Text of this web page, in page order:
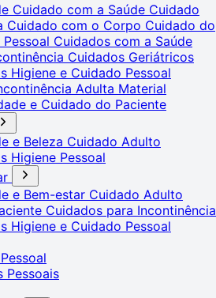
Cuidado com a Saúde Cuidado
Cuidado com o Corpo Cuidado do
Cuidados com a Saúde
Cuidados Geriátricos
Higiene e Cuidado Pessoal
Adulta Material
e Cuidado do Paciente
e Beleza Cuidado Adulto
Higiene Pessoal
e Bem-estar Cuidado Adulto
Cuidados para Incontinência
Higiene e Cuidado Pessoal
Pessoais